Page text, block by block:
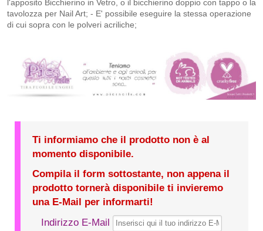
l'apposito Bicchierino in Vetro, o il bicchierino doppio con tappo o la
tavolozza per Nail Art; - E' possibile eseguire la stessa operazione
di cui sopra con le polveri acriliche;
Ti informiamo che il prodotto non è al
momento disponibile.
Compila il form sottostante, non appena il
prodotto tornerà disponibile ti invieremo
una E-Mail per informarti!
Indirizzo E-Mail